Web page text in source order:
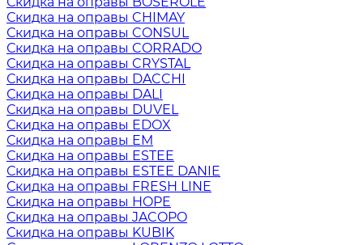
Скидка на оправы CHIMAY
Скидка на оправы CONSUL
Скидка на оправы CORRADO
Скидка на оправы CRYSTAL
Скидка на оправы DACCHI
Скидка на оправы DALI
Скидка на оправы DUVEL
Скидка на оправы EDOX
Скидка на оправы EM
Скидка на оправы ESTEE
Скидка на оправы ESTEE DANIE
Скидка на оправы FRESH LINE
Скидка на оправы HOPE
Скидка на оправы JACOPO
Скидка на оправы KUBIK